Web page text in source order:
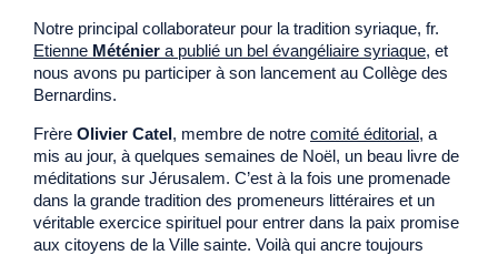
Notre principal collaborateur pour la tradition syriaque, fr.
Etienne Méténier a publié un bel évangéliaire syriaque, et
nous avons pu participer à son lancement au Collège des
Bernardins.
Frère Olivier Catel, membre de notre comité éditorial, a
mis au jour, à quelques semaines de Noël, un beau livre de
méditations sur Jérusalem. C’est à la fois une promenade
dans la grande tradition des promeneurs littéraires et un
véritable exercice spirituel pour entrer dans la paix promise
aux citoyens de la Ville sainte. Voilà qui ancre toujours